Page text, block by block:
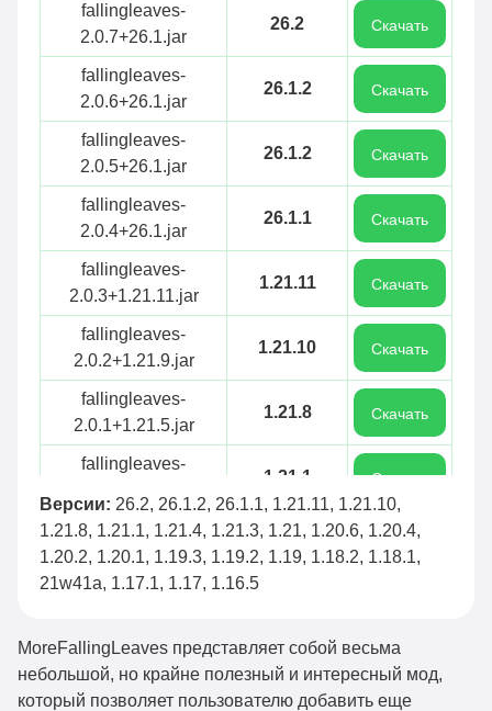
fallingleaves-
2.0.7+26.1.jar
26.2 Скачать
fallingleaves-
2.0.6+26.1.jar
26.1.2 Скачать
fallingleaves-
2.0.5+26.1.jar
26.1.2 Скачать
fallingleaves-
2.0.4+26.1.jar
26.1.1 Скачать
fallingleaves-
2.0.3+1.21.11.jar
1.21.11 Скачать
fallingleaves-
2.0.2+1.21.9.jar
1.21.10 Скачать
fallingleaves-
2.0.1+1.21.5.jar
1.21.8 Скачать
fallingleaves-
1.21.1 Скачать
fallingleaves-
2.0.0+1.21.5.jar
1.21.8 Скачать
fallingleaves-
fallingleaves-
1.16.7+1.21.4.jar
1.21.4 Скачать
Версии: 26.2, 26.1.2, 26.1.1, 1.21.11, 1.21.10,
1.21.8, 1.21.1, 1.21.4, 1.21.3, 1.21, 1.20.6, 1.20.4,
1.20.2, 1.20.1, 1.19.3, 1.19.2, 1.19, 1.18.2, 1.18.1,
21w41a, 1.17.1, 1.17, 1.16.5
MoreFallingLeaves представляет собой весьма
небольшой, но крайне полезный и интересный мод,
который позволяет пользователю добавить еще